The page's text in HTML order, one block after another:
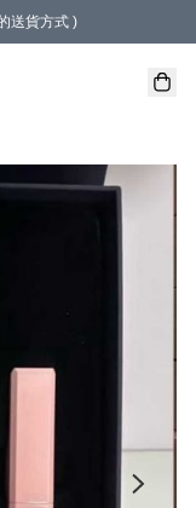
送貨方式 )